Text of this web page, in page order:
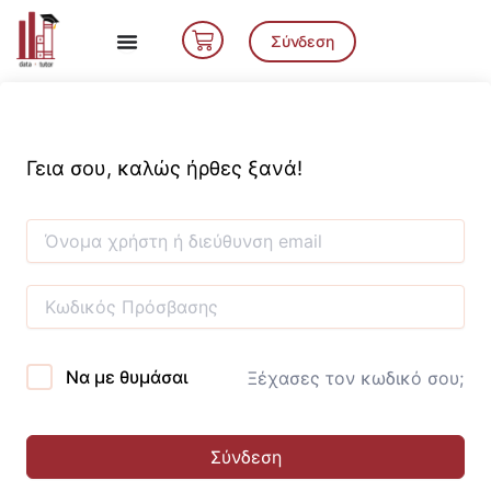
Μετάβαση
περιεχόμενο
Cart Σύνδεση
Γεια σου, καλώς ήρθες ξανά!
Να με θυμάσαι Ξέχασες τον κωδικό σου;
Σύνδεση